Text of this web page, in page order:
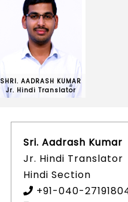
SHRI. AADRASH KUMAR
Jr. Hindi Translator
Sri. Aadrash Kumar
Jr. Hindi Translator
Hindi Section
+91-040-